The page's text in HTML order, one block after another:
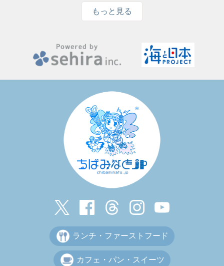
もっと見る
ランチ・ファーストフード
カフェ・パン・スイーツ